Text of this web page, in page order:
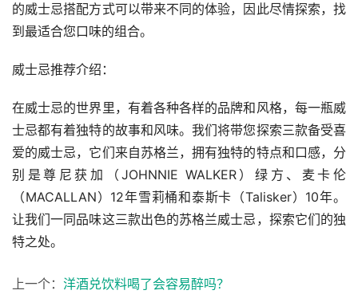
的威士忌搭配方式可以带来不同的体验，因此尽情探索，找
到最适合您口味的组合。
威士忌推荐介绍：
在威士忌的世界里，有着各种各样的品牌和风格，每一瓶威
士忌都有着独特的故事和风味。我们将带您探索三款备受喜
爱的威士忌，它们来自苏格兰，拥有独特的特点和口感，分
别是尊尼获加（JOHNNIE WALKER）绿方、麦卡伦
（MACALLAN）12年雪莉桶和泰斯卡（Talisker）10年。
让我们一同品味这三款出色的苏格兰威士忌，探索它们的独
特之处。
上一个： 洋酒兑饮料喝了会容易醉吗？